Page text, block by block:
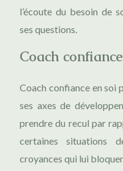
l’écoute du besoin de
ses questions.
Coach
Coach confiance en soi
ses axes de
prendre du recul par
certaines situations
croyances qui lui